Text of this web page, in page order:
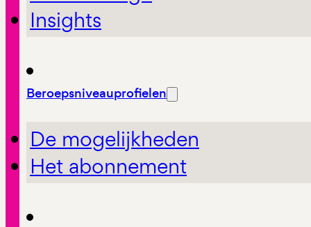
Insights
Beroepsniveauprofielen
De mogelijkheden
Het abonnement